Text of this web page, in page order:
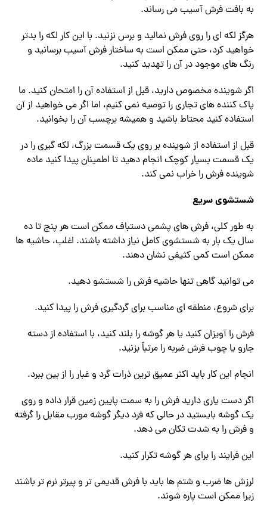
به بافت فرش آسیب می رساند.
هرگز لکه ای را روی فرش نمالید و برس نزنید. با این کار لکه را بدتر
خواهید کرد، حتی ممکن است به ساختار فرش آسیب برسانید و
رنگ های موجود در آن را تهدید کنید.
اگر شوینده مخصوص دارید، قبل از استفاده آن را امتحان کنید. ما
پاک کننده های تجاری را توصیه نمی کنیم، اما اگر می خواهید از آن
استفاده کنید محتاط باشید و همیشه برچسب آن را بخوانید.
قبل از استفاده از شوینده بر روی یک قسمت بزرگ، لکه گیری را در
یک قسمت بسیار کوچک انجام دهید تا اطمینان پیدا کنید ماده
شوینده فرش را خراب نمی کند.
شستشوی سریع
به طور کلی، فرش های پشمی دستباف ممکن است هر پنج تا ده
سال یک بار به شستشوی کامل نیاز داشته باشند. اغلب، حاشیه ها
ممکن است کمی کثیفی نشان دهند.
می توانید گاهی تنها حاشیه فرش را شستشو دهید.
برای شروع، منطقه ای مناسب برای گردگیری فرش را پیدا کنید.
فرش را آویزان کنید یا هر گوشه را بلند کنید، با استفاده از دسته
جارو یا چوب فرش ضربه را مرتباً بزنید.
انجام این کار باید اکثر عمیق ترین ذرات گرد و غبار را از بین ببرد.
اگر دست یاری دارید فرش را به سمت پایین زمین قرار داده و روی
یک گوشه بایستید در حالی که فرد دیگر گوشه مورب مقابل را گرفته
و فرش را به شدت تکان می دهد.
این فرایند را برای هر گوشه تکرار کنید.
لرزش ها ضرب و شتم ها باید با فرش قدیمی تر و پیرتر نرم تر باشند
زیرا ممکن است پاره شوند.